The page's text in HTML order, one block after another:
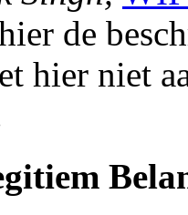
de
hier niet